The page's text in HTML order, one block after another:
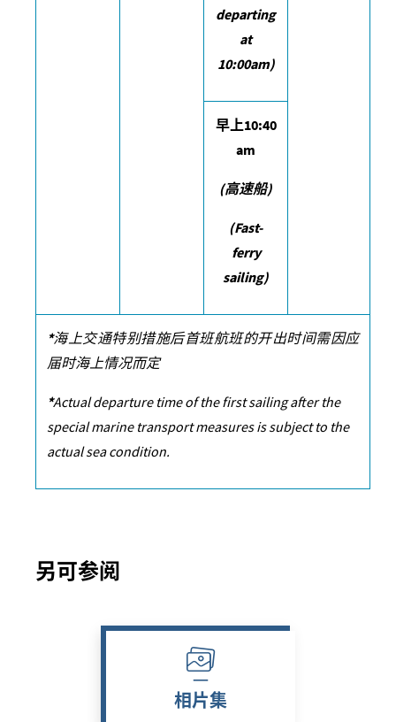
departing
at
10:00am)
早上10:40
am
(高速船)
(Fast-
ferry
sailing)
*海上交通特别措施后首班航班的开出时间需因应
届时海上情况而定
*Actual departure time of the first sailing after the
special marine transport measures is subject to the
actual sea condition.
另可参阅
相片集